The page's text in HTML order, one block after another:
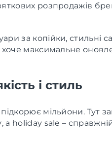
розпродажів
за копійки, стильні
хоче максимальне
і стиль
мільйони. Тут
а holiday sale –